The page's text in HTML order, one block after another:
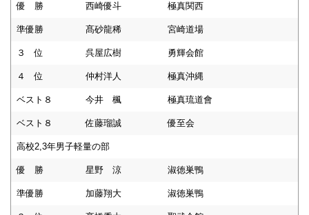
優 勝 西崎優斗 極真関西
準優勝 髙砂龍稀 宮崎道場
３ 位 呉屋広樹 勇輝会館
４ 位 仲村洋人 極真沖縄
ベスト８ 今井 楓 極真琉道會
ベスト８ 佐藤瑠誠 優至会
高校2,3年男子軽量の部
優 勝 星野 涼 淑徳巣鴨
準優勝 加藤翔大 淑徳巣鴨